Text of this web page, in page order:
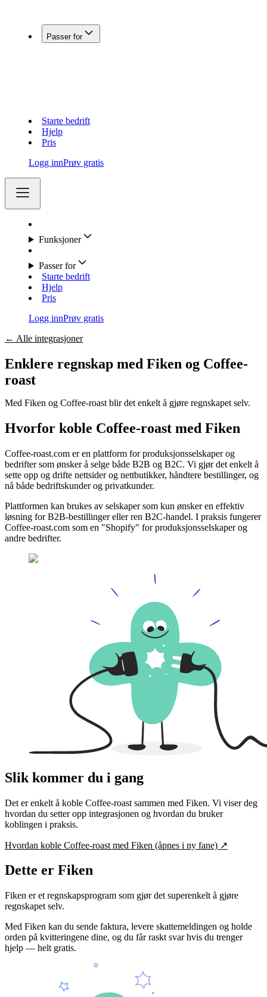
Passer for
Starte bedrift
Hjelp
Pris
Logg innPrøv gratis
Funksjoner
Passer for
Starte bedrift
Hjelp
Pris
Logg innPrøv gratis
← Alle integrasjoner
Enklere regnskap med Fiken og Coffee-
roast
Med Fiken og Coffee-roast blir det enkelt å gjøre regnskapet selv.
Hvorfor koble Coffee-roast med Fiken
Coffee-roast.com er en plattform for produksjonsselskaper og
bedrifter som ønsker å selge både B2B og B2C. Vi gjør det enkelt å
sette opp og drifte nettsider og nettbutikker, håndtere bestillinger, og
nå både bedriftskunder og privatkunder.
Plattformen kan brukes av selskaper som kun ønsker en effektiv
løsning for B2B-bestillinger eller ren B2C-handel. I praksis fungerer
Coffee-roast.com som en "Shopify" for produksjonsselskaper og
andre bedrifter.
Slik kommer du i gang
Det er enkelt å koble Coffee-roast sammen med Fiken. Vi viser deg
hvordan du setter opp integrasjonen og hvordan du bruker
koblingen i praksis.
Hvordan koble Coffee-roast med Fiken (åpnes i ny fane) ↗
Dette er Fiken
Fiken er et regnskapsprogram som gjør det superenkelt å gjøre
regnskapet selv.
Med Fiken kan du sende faktura, levere skattemeldingen og holde
orden på kvitteringene dine, og du får raskt svar hvis du trenger
hjelp — helt gratis.